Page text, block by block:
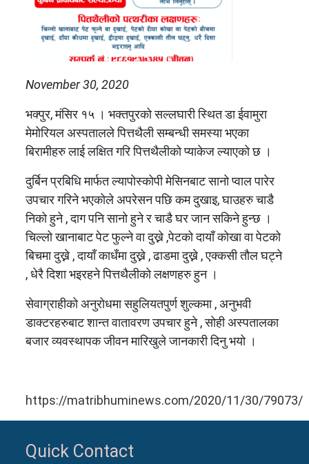
November 30, 2020
भक्पुर, मंसिर १५ । भक्तपुरको सल्लघारी स्थित डा ईवामुरा
मेमोरियल अस्पतालले पित्तथैली सम्बन्धी समस्या भएका
बिरामीहरु लाई लक्षित गरि पित्तथैलीको प्याकेज ल्याएको छ ।
दुर्बिन प्रबिधि मार्फत ल्यापोस्कोपी मेसिनबाट सानो प्वाल पारेर
उपचार गरिने भएकोले अपरेसन पछि कम दुखाइ, घाउहरु चाडै
निको हुने , दाग पनि सानो हुने र चाडै घर जान सकिने हुन्छ ।
चिल्लो खानाबाट पेट फुल्ने वा दुख्ने ,पेटको दायाँ कोखा वा पेटको
बिचमा दुख्ने , दायाँ काधँमा दुख्ने , ढाडमा दुख्ने , एक्कसी तौल घट्ने
, धेरै दिशा भइरहने पित्तथैलीको लक्षणहरु हुन ।
सेवाग्राहीको अनुरोधमा सहुलियतपुर्ण शुल्कमा , अनुभवी
डाक्टरहरुबाट शान्त वातावरण उपचार हुने , सोही अस्पतालका
बजार व्यवस्थापक जीवन मारिखुले जानकारी दिनु भयो ।
https://matribhuminews.com/2020/11/30/79073/
Quick Contact